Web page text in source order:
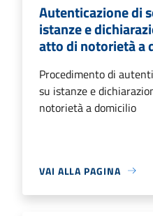
Autenticazione di
istanze e
atto di notorietà a
Procedimento di
su istanze e
notorietà a domicilio
VAI ALLA PAGINA